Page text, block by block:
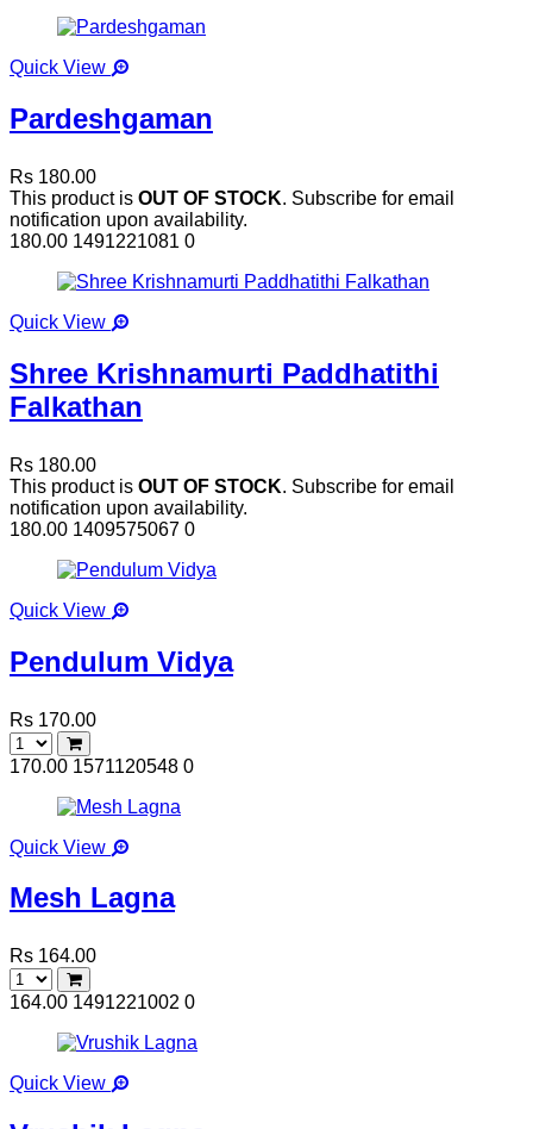
Quick View
Pardeshgaman
Rs 180.00
This product is OUT OF STOCK. Subscribe for email
notification upon availability.
180.00 1491221081 0
Quick View
Shree Krishnamurti Paddhatithi
Falkathan
Rs 180.00
This product is OUT OF STOCK. Subscribe for email
notification upon availability.
180.00 1409575067 0
Quick View
Pendulum Vidya
Rs 170.00
170.00 1571120548 0
Quick View
Mesh Lagna
Rs 164.00
164.00 1491221002 0
Quick View